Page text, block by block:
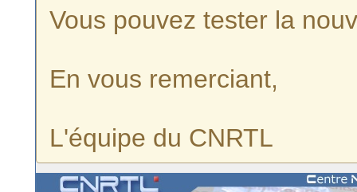
Vous pouvez tester la
En vous remerciant,
L'équipe du CNRTL